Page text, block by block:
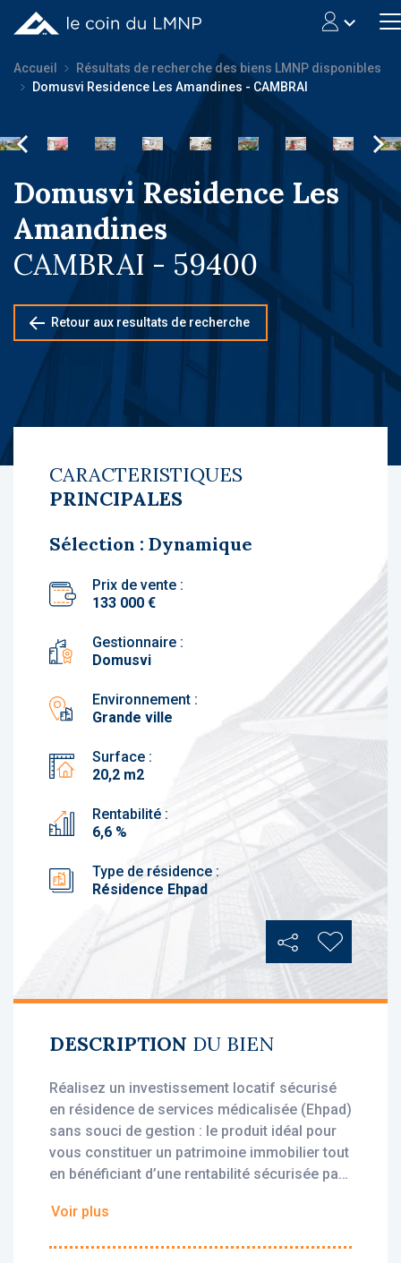
Accueil
Résultats de recherche des biens LMNP disponibles
Domusvi Residence Les Amandines - CAMBRAI
Domusvi Residence Les
Amandines
CAMBRAI - 59400
Retour aux resultats de recherche
CARACTERISTIQUES
PRINCIPALES
Sélection : Dynamique
Prix de vente :
133 000 €
Gestionnaire :
Domusvi
Environnement :
Grande ville
Surface :
20,2 m2
Rentabilité :
6,6 %
Type de résidence :
Résidence Ehpad
PartagerAjouter
DESCRIPTION DU BIEN
Réalisez un investissement locatif sécurisé
en résidence de services médicalisée (Ehpad)
sans souci de gestion : le produit idéal pour
vous constituer un patrimoine immobilier tout
en bénéficiant d’une rentabilité sécurisée par
Voir plus